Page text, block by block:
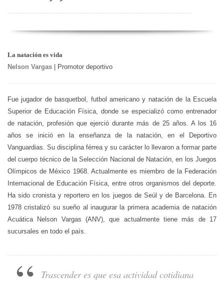
La natación es vida
Nelson Vargas | Promotor deportivo
Fue jugador de basquetbol, futbol americano y natación de la Escuela
Superior de Educación Física, donde se especializó como entrenador
de natación, profesión que ejerció durante más de 25 años. A los 16
años se inició en la enseñanza de la natación, en el Deportivo
Vanguardias. Su disciplina férrea y su carácter lo llevaron a formar parte
del cuerpo técnico de la Selección Nacional de Natación, en los Juegos
Olímpicos de México 1968. Actualmente es miembro de la Federación
Internacional de Educación Física, entre otros organismos del deporte.
Ha sido cronista y reportero en los juegos de Seúl y de Barcelona. En
1978 cristalizó su sueño al inaugurar la primera academia de natación
Acuática Nelson Vargas (ANV), que actualmente tiene más de 17
sucursales en todo el país.
Trascender es que esa actividad cotidiana